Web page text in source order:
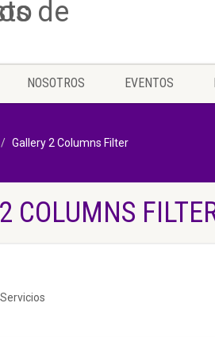
NOSOTROS EVENTOS
Gallery 2 Columns Filter
COLUMNS
Servicios